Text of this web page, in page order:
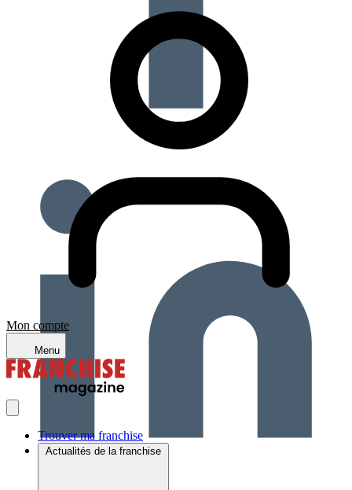
Mon compte
Menu
Trouver ma franchise
Actualités de la franchise